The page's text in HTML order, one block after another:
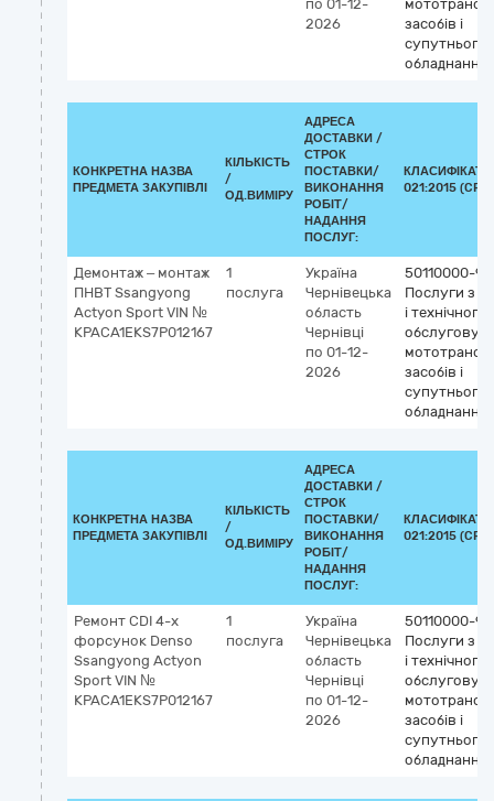
по 01-12-
2026
засобів і
супутнього
обладнання
КОНКРЕТНА НАЗВА
ПРЕДМЕТА ЗАКУПІВЛІ
КІЛЬКІСТЬ
/
ОД.ВИМІРУ
АДРЕСА
ДОСТАВКИ /
СТРОК
ПОСТАВКИ/
ВИКОНАННЯ
РОБІТ/
НАДАННЯ
ПОСЛУГ:
021:2015 (CPV)
Демонтаж – монтаж
ПНВТ Ssangyong
Actyon Sport VIN №
KPACA1EKS7P012167
1
послуга
Україна
Чернівецька
область
Чернівці
по 01-12-
2026
50110000-9
Послуги з
і технічного
засобів і
супутнього
обладнання
КОНКРЕТНА НАЗВА
ПРЕДМЕТА ЗАКУПІВЛІ
КІЛЬКІСТЬ
/
ОД.ВИМІРУ
АДРЕСА
ДОСТАВКИ /
СТРОК
ПОСТАВКИ/
ВИКОНАННЯ
РОБІТ/
НАДАННЯ
ПОСЛУГ:
021:2015 (CPV)
Ремонт СDI 4-х
форсунок Denso
Ssangyong Actyon
Sport VIN №
KPACA1EKS7P012167
1
послуга
Україна
Чернівецька
область
Чернівці
по 01-12-
2026
50110000-9
Послуги з
і технічного
засобів і
супутнього
обладнання